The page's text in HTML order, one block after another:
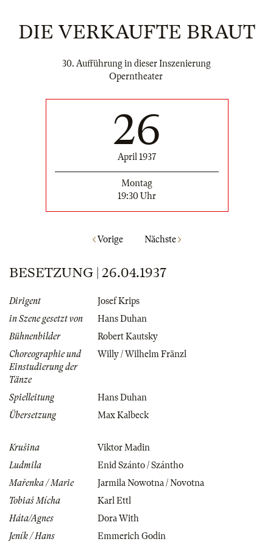
DIE VERKAUFTE BRAUT
30. Aufführung in dieser Inszenierung
Operntheater
26
April 1937
Montag
19:30 Uhr
Vorige Nächste
BESETZUNG | 26.04.1937
Dirigent
Josef Krips
in Szene gesetzt von
Hans Duhan
Bühnenbilder
Robert Kautsky
Choreographie und
Einstudierung der
Tänze
Willy / Wilhelm Fränzl
Spielleitung
Hans Duhan
Übersetzung
Max Kalbeck
Krušina
Viktor Madin
Ludmila
Enid Szánto / Szántho
Mařenka / Marie
Jarmila Nowotna / Novotna
Tobiaš Mícha
Karl Ettl
Háta/Agnes
Dora With
Jeník / Hans
Emmerich Godin